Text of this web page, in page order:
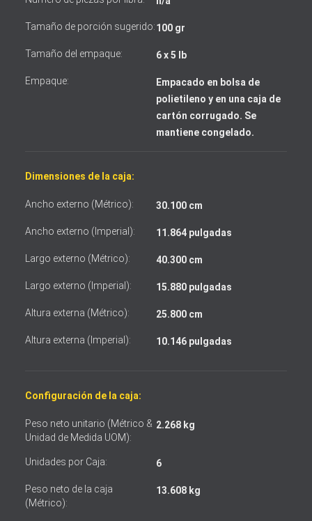
Tamaño de porción sugerido:100 gr
Tamaño del empaque: 6 x 5 lb
Empaque:
Empacado en bolsa de
polietileno y en una caja de
cartón corrugado. Se
mantiene congelado.
Dimensiones de la caja:
Ancho externo (Métrico): 30.100 cm
Ancho externo (Imperial): 11.864 pulgadas
Largo externo (Métrico): 40.300 cm
Largo externo (Imperial): 15.880 pulgadas
Altura externa (Métrico): 25.800 cm
Altura externa (Imperial): 10.146 pulgadas
Configuración de la caja:
Peso neto unitario (Métrico &
Unidad de Medida UOM):
2.268 kg
Unidades por Caja: 6
Peso neto de la caja
(Métrico):
13.608 kg
Acepto los términos y condiciones